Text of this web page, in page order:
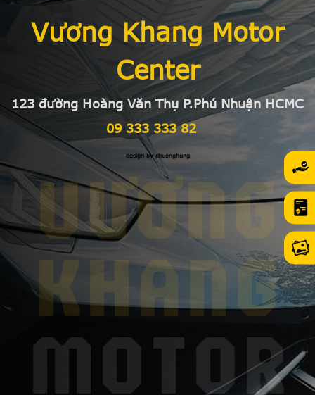
Vương Khang Motor
Center
123 đường Hoàng Văn Thụ P.Phú Nhuận HCMC
09 333 333 82
design by chuonghung
VƯƠNG
KHANG
MOTOR